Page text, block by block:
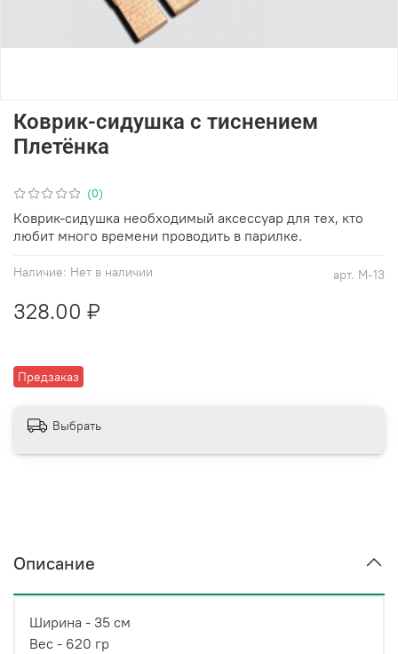
(0)
арт. М-13
Наличие: Нет в наличии
Предзаказ
Коврик-сидушка с тиснением
Плетёнка
328.00 ₽
Коврик-сидушка необходимый аксессуар для тех, кто
любит много времени проводить в парилке.
Выбрать
Описание
Ширина - 35 см
Вес - 620 гр